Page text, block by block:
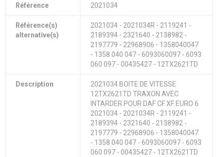
Référence 2021034
Référence(s)
alternative(s)
2021034 - 2021034R - 2119241 -
2189394 - 2321640 - 2138982 -
2197779 - 22968906 - 1358040047
- 1358 040 047 - 6093060097 - 6093
060 097 - 00435427 - 12TX2621TD
Description
2021034 BOITE DE VITESSE
12TX2621TD TRAXON AVEC
INTARDER POUR DAF CF XF EURO 6
2021034 - 2021034R - 2119241 -
2189394 - 2321640 - 2138982 -
2197779 - 22968906 - 1358040047
- 1358 040 047 - 6093060097 - 6093
060 097 - 00435427 - 12TX2621TD